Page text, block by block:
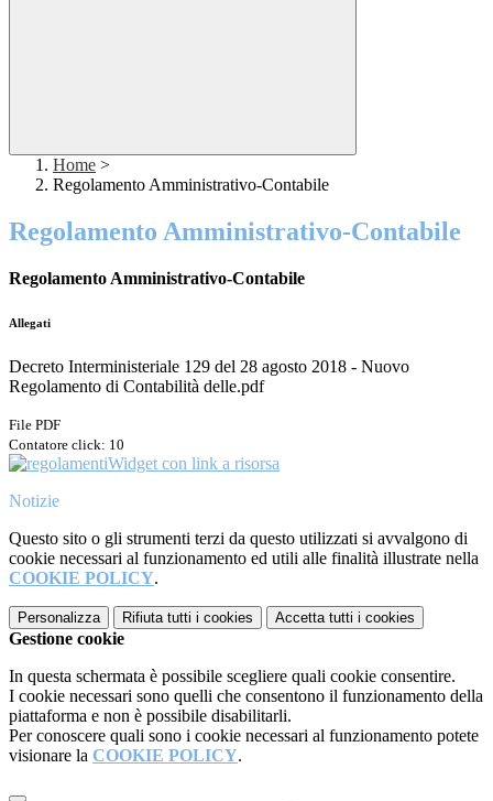
Home >
Regolamento Amministrativo-Contabile
Regolamento Amministrativo-Contabile
Regolamento Amministrativo-Contabile
Allegati
Decreto Interministeriale 129 del 28 agosto 2018 - Nuovo
Regolamento di Contabilità delle.pdf
File PDF
Contatore click: 10
Widget con link a risorsa
Notizie
Questo sito o gli strumenti terzi da questo utilizzati si avvalgono di
cookie necessari al funzionamento ed utili alle finalità illustrate nella
COOKIE POLICY.
Personalizza Rifiuta tutti i cookies Accetta tutti i cookies
Gestione cookie
In questa schermata è possibile scegliere quali cookie consentire.
I cookie necessari sono quelli che consentono il funzionamento della
piattaforma e non è possibile disabilitarli.
Per conoscere quali sono i cookie necessari al funzionamento potete
visionare la COOKIE POLICY.